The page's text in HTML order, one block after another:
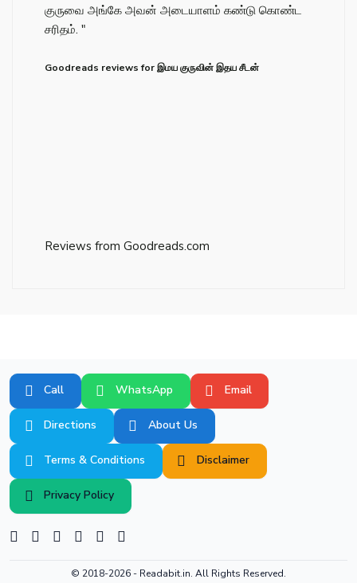
குருவை அங்கே அவன் அடையாளம் கண்டு கொண்ட
சரிதம். "
Goodreads reviews for இமய குருவின் இதய சீடன்
Reviews from Goodreads.com
Call WhatsApp Email
Directions About Us
Terms & Conditions Disclaimer
Privacy Policy
© 2018-2026 - Readabit.in. All Rights Reserved.